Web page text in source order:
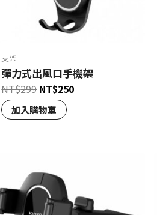
支架
彈力式出風口手機架
NT$299NT$250
加入購物車